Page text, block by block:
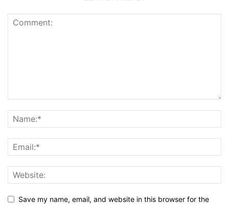
Save my name, email, and website in this browser for the